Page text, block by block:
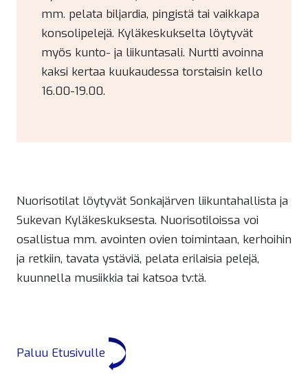
mm. pelata biljardia, pingistä tai vaikkapa
konsolipelejä. Kyläkeskukselta löytyvät
myös kunto- ja liikuntasali. Nurtti avoinna
kaksi kertaa kuukaudessa torstaisin kello
16.00-19.00.
Nuorisotilat löytyvät Sonkajärven liikuntahallista ja
Sukevan Kyläkeskuksesta. Nuorisotiloissa voi
osallistua mm. avointen ovien toimintaan, kerhoihin
ja retkiin, tavata ystäviä, pelata erilaisia pelejä,
kuunnella musiikkia tai katsoa tv:tä.
Paluu Etusivulle